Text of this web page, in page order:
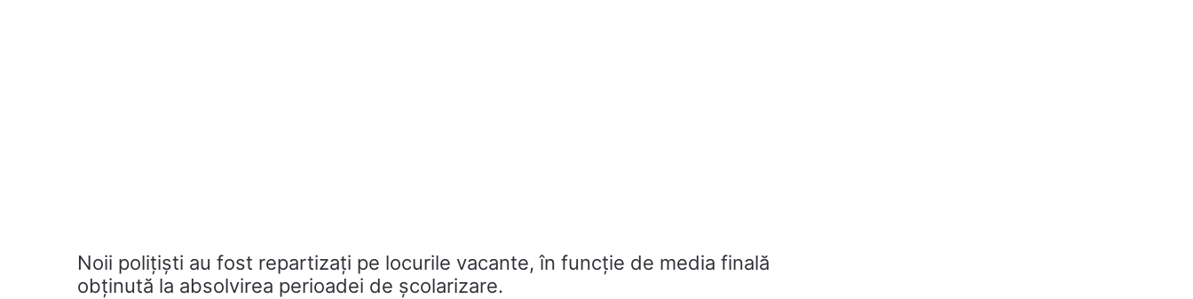
Noii polițiști au fost repartizați pe locurile vacante, în funcție de media finală
obținută la absolvirea perioadei de școlarizare.